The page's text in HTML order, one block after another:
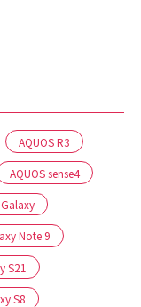
AQUOS R3
AQUOS sense4
Galaxy
Note 9
S21
S8